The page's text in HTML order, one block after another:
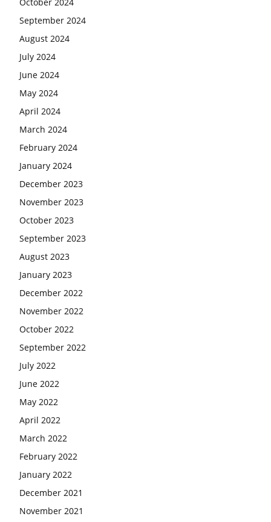
September 2024
August 2024
July 2024
June 2024
May 2024
April 2024
March 2024
February 2024
January 2024
December 2023
November 2023
October 2023
September 2023
August 2023
January 2023
December 2022
November 2022
October 2022
September 2022
July 2022
June 2022
May 2022
April 2022
March 2022
February 2022
January 2022
December 2021
November 2021